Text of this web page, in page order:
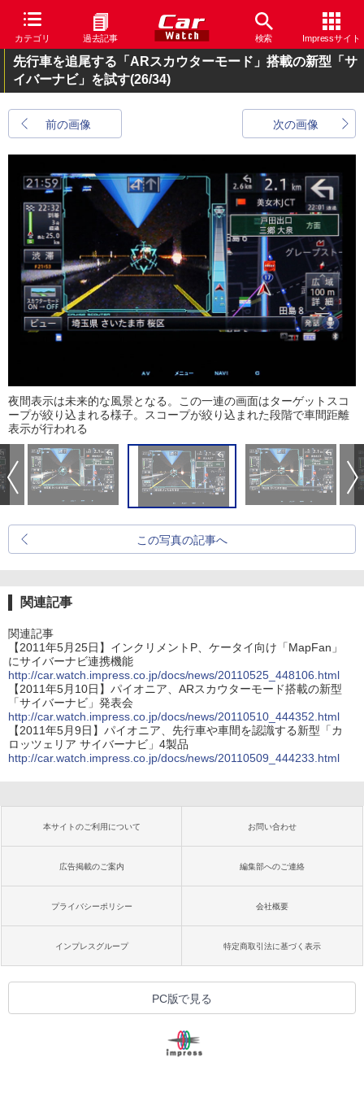
カテゴリ 過去記事 検索 Impressサイト
先行車を追尾する「ARスカウターモード」搭載の新型「サ
イバーナビ」を試す(26/34)
前の画像 次の画像
夜間表示は未来的な風景となる。この一連の画面はターゲットスコ
ープが絞り込まれる様子。スコープが絞り込まれた段階で車間距離
表示が行われる
この写真の記事へ
関連記事
関連記事
【2011年5月25日】インクリメントP、ケータイ向け「MapFan」
にサイバーナビ連携機能
http://car.watch.impress.co.jp/docs/news/20110525_448106.html
【2011年5月10日】パイオニア、ARスカウターモード搭載の新型
「サイバーナビ」発表会
http://car.watch.impress.co.jp/docs/news/20110510_444352.html
【2011年5月9日】パイオニア、先行車や車間を認識する新型「カ
ロッツェリア サイバーナビ」4製品
http://car.watch.impress.co.jp/docs/news/20110509_444233.html
本サイトのご利用について お問い合わせ
広告掲載のご案内 編集部へのご連絡
プライバシーポリシー 会社概要
インプレスグループ 特定商取引法に基づく表示
PC版で見る